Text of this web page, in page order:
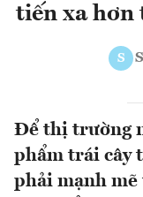
tiến xa hơn
S
Để thị trường
phẩm trái cây
phải mạnh mẽ